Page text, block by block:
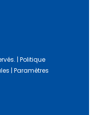
|Politique
|Paramètres